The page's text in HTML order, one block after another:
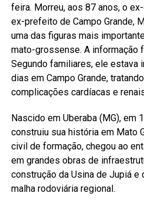
feira. Morreu, aos 87 anos, o
ex-prefeito de Campo Grande,
uma das figuras mais
mato-grossense. A informação
Segundo familiares, ele estava
dias em Campo Grande,
complicações cardíacas e
Nascido em Uberaba (MG), em
construiu sua história em Mato
civil de formação, chegou ao
em grandes obras de
construção da Usina de Jupiá
malha rodoviária regional.